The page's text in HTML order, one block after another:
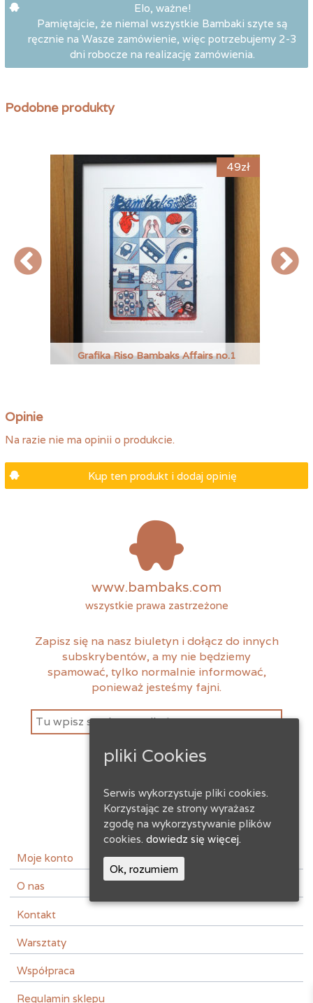
Elo, ważne!
Pamiętajcie, że niemal wszystkie Bambaki szyte są
ręcznie na Wasze zamówienie, więc potrzebujemy 2-3
dni robocze na realizację zamówienia.
Podobne produkty
Grafika Riso Bambaks Affairs no.1
49zł
Opinie
Na razie nie ma opinii o produkcie.
Kup ten produkt i dodaj opinię
www.bambaks.com
wszystkie prawa zastrzeżone
Zapisz się na nasz biuletyn i dołącz do innych
subskrybentów, a my nie będziemy
spamować, tylko normalnie informować,
ponieważ jesteśmy fajni.
Moje konto
O nas
Kontakt
Warsztaty
Współpraca
Regulamin sklepu
pliki Cookies
Serwis wykorzystuje pliki cookies.
Korzystając ze strony wyrażasz
zgodę na wykorzystywanie plików
cookies. dowiedz się więcej.
Ok, rozumiem